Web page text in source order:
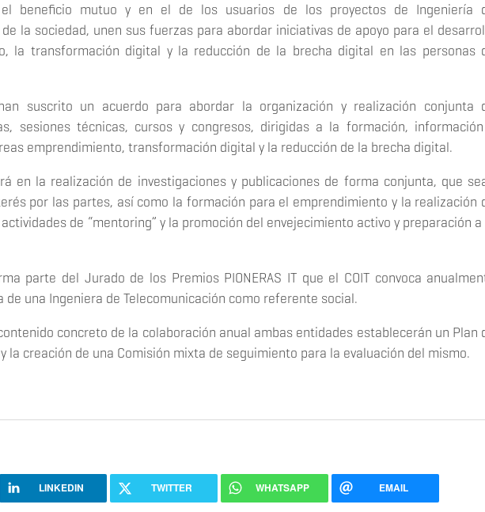
beneficio mutuo y en el de los usuarios de los proyectos de Ingeniería
la sociedad, unen sus fuerzas para abordar iniciativas de apoyo para el
la transformación digital y la reducción de la brecha digital en las personas
suscrito un acuerdo para abordar la organización y realización conjunta
sesiones técnicas, cursos y congresos, dirigidas a la formación,
emprendimiento, transformación digital y la reducción de la brecha digital.
en la realización de investigaciones y publicaciones de forma conjunta, que
por las partes, así como la formación para el emprendimiento y la realización
de “mentoring” y la promoción del envejecimiento activo y preparación a
parte del Jurado de los Premios PIONERAS IT que el COIT convoca
de una Ingeniera de Telecomunicación como referente social.
concreto de la colaboración anual ambas entidades establecerán un Plan
la creación de una Comisión mixta de seguimiento para la evaluación del mismo.
LINKEDIN TWITTER WHATSAPP EMAIL